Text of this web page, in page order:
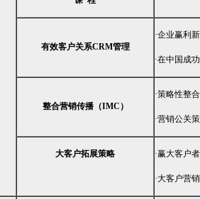
有效客户关系CRM管理
·企业赢利
·在中国成
整合营销传播（IMC）
·策略性整
·营销公关
大客户拓展策略 ·赢大客户
·大客户营